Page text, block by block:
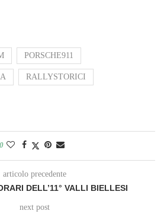
PORSCHE911
RALLYSTORICI
0
articolo precedente
DELL’11° VALLI BIELLESI
next post